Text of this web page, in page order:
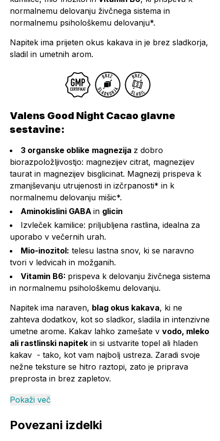
normalnemu delovanju živčnega sistema in
normalnemu psihološkemu delovanju*.
Napitek ima prijeten okus kakava in je brez sladkorja,
sladil in umetnih arom.
Valens Good Night Cacao glavne
sestavine:
3 organske oblike magnezija z dobro
biorazpoložljivostjo: magnezijev citrat, magnezijev
taurat in magnezijev bisglicinat. Magnezij prispeva k
zmanjševanju utrujenosti in izčrpanosti* in k
normalnemu delovanju mišic*.
Aminokislini GABA in glicin
Izvleček kamilice: priljubljena rastlina, idealna za
uporabo v večernih urah.
Mio-inozitol: telesu lastna snov, ki se naravno
tvori v ledvicah in možganih.
Vitamin B6: prispeva k delovanju živčnega sistema
in normalnemu psihološkemu delovanju.
Napitek ima naraven, blag okus kakava, ki ne
zahteva dodatkov, kot so sladkor, sladila in intenzivne
umetne arome. Kakav lahko zamešate v vodo, mleko
ali rastlinski napitek in si ustvarite topel ali hladen
kakav - tako, kot vam najbolj ustreza. Zaradi svoje
nežne teksture se hitro raztopi, zato je priprava
preprosta in brez zapletov.
Pri ustvarjanju vašega popolnega večernega napitka
mleko,žličko smetaneali kak drug dodatek, ki ga
Pokaži več
Povezani izdelki